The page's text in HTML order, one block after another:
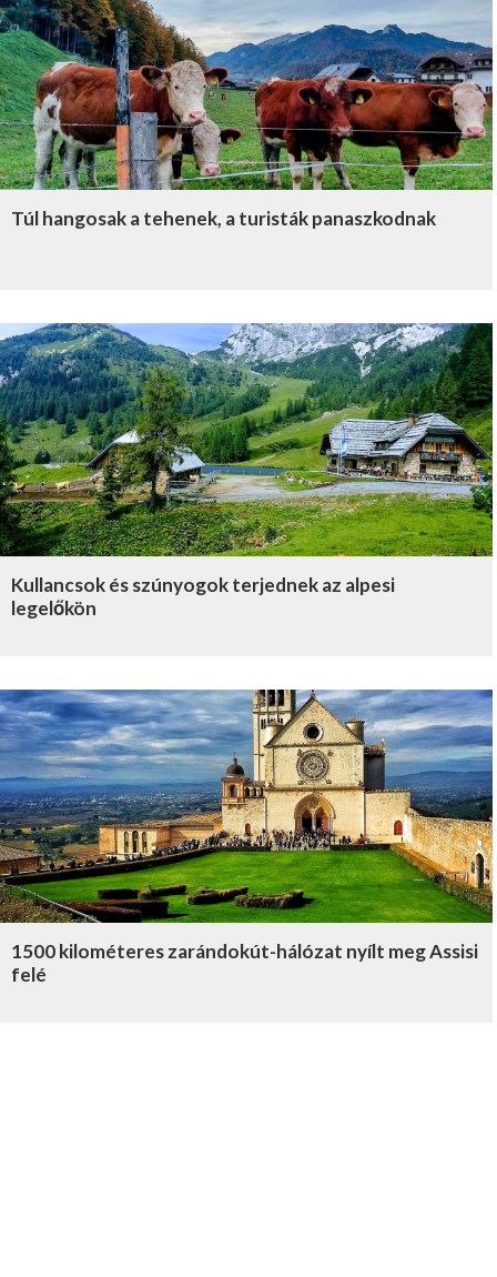
Túl hangosak a tehenek, a turisták panaszkodnak
Kullancsok és szúnyogok terjednek az alpesi
legelőkön
1500 kilométeres zarándokút-hálózat nyílt meg Assisi
felé